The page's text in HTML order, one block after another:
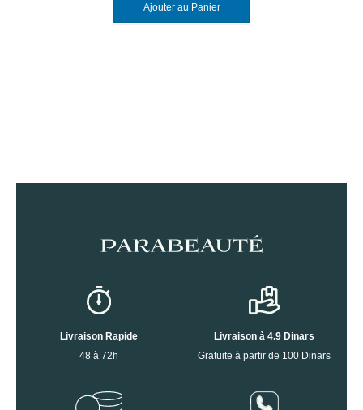
Ajouter au Panier
Livraison Rapide
48 à 72h
Livraison à 4.9 Dinars
Gratuite à partir de 100 Dinars